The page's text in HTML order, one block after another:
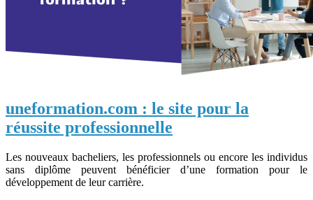
uneformation.com : le site pour la
réussite professionnelle
Les nouveaux bacheliers, les professionnels ou encore les individus
sans diplôme peuvent bénéficier d’une formation pour le
développement de leur carrière.